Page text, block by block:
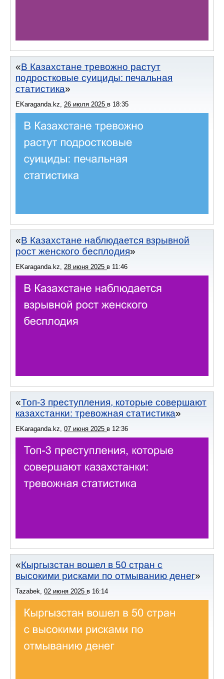
В Казахстане тревожно растут
подростковые суициды: печальная
статистика
EKaraganda.kz 26 июля 2025 в 18:35
В Казахстане наблюдается взрывной
рост женского бесплодия
EKaraganda.kz 28 июня 2025 в 11:46
Топ-3 преступления, которые совершают
казахстанки: тревожная статистика
EKaraganda.kz, 07 июня 2025 в 12:36
Кыргызстан вошел в 50 стран с
высокими рисками по отмыванию денег
Tazabek, 02 июня 2025 в 16:14